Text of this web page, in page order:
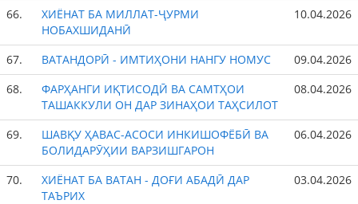
66.
ХИЁНАТ БА МИЛЛАТ-ҶУРМИ
НОБАХШИДАНӢ
10.04.2026
67. ВАТАНДОРӢ - ИМТИҲОНИ НАНГУ НОМУС
09.04.2026
68.
ФАРҲАНГИ ИҚТИСОДӢ ВА САМТҲОИ
ТАШАККУЛИ ОН ДАР ЗИНАҲОИ ТАҲСИЛОТ
08.04.2026
69.
ШАВҚУ ҲАВАС-АСОСИ ИНКИШОФЁБӢ ВА
БОЛИДАРӮҲИИ ВАРЗИШГАРОН
06.04.2026
70.
ХИЁНАТ БА ВАТАН - ДОҒИ АБАДӢ ДАР
ТАЪРИХ
03.04.2026